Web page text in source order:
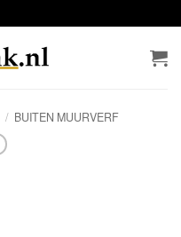
/ BUITEN MUURVERF